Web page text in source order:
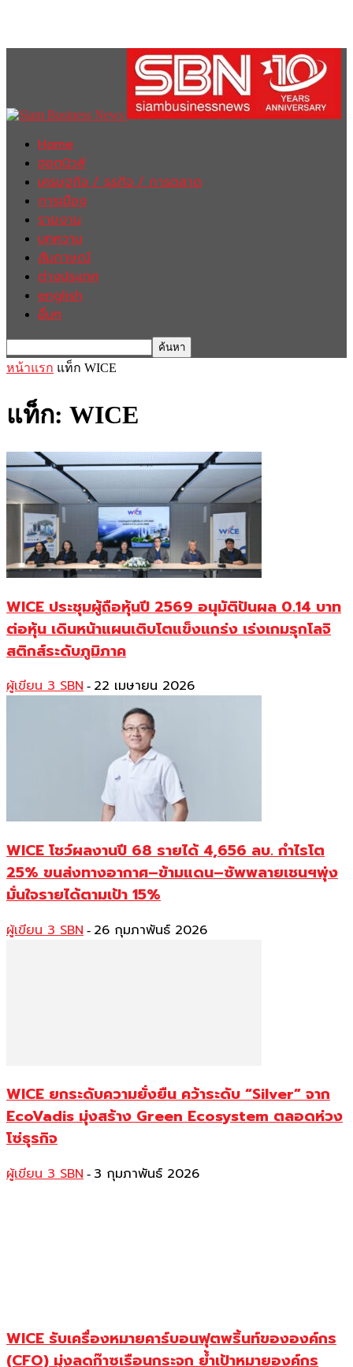
Home
ฮอตนิวส์
เศรษฐกิจ / ธุรกิจ / การตลาด
การเมือง
รายงาน
บทความ
สัมภาษณ์
ต่างประเทศ
english
อื่นๆ
หน้าแรก แท็ก WICE
แท็ก: WICE
WICE ประชุมผู้ถือหุ้นปี 2569 อนุมัติปันผล 0.14 บาท
ต่อหุ้น เดินหน้าแผนเติบโตแข็งแกร่ง เร่งเกมรุกโลจิ
สติกส์ระดับภูมิภาค
ผู้เขียน 3 SBN - 22 เมษายน 2026
WICE โชว์ผลงานปี 68 รายได้ 4,656 ลบ. กำไรโต
25% ขนส่งทางอากาศ–ข้ามแดน–ซัพพลายเชนฯพุ่ง
มั่นใจรายได้ตามเป้า 15%
ผู้เขียน 3 SBN - 26 กุมภาพันธ์ 2026
WICE ยกระดับความยั่งยืน คว้าระดับ “Silver” จาก
EcoVadis มุ่งสร้าง Green Ecosystem ตลอดห่วง
โซ่ธุรกิจ
ผู้เขียน 3 SBN - 3 กุมภาพันธ์ 2026
WICE รับเครื่องหมายคาร์บอนฟุตพริ้นท์ขององค์กร
(CFO) มุ่งลดก๊าซเรือนกระจก ย้ำเป้าหมายองค์กร